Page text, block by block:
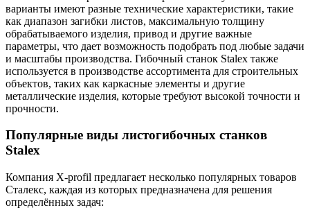
варианты имеют разные технические характеристики, такие
как диапазон загибки листов, максимальную толщину
обрабатываемого изделия, привод и другие важные
параметры, что дает возможность подобрать под любые задачи
и масштабы производства. Гибочный станок Stalex также
используется в производстве ассортимента для строительных
объектов, таких как каркасные элементы и другие
металлические изделия, которые требуют высокой точности и
прочности.
Популярные виды листогибочных станков
Stalex
Компания X-profil предлагает несколько популярных товаров
Сталекс, каждая из которых предназначена для решения
определённых задач: